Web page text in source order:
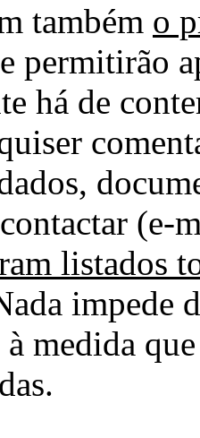
também o
permitirão
há de
(e-
listados
impede
à medida